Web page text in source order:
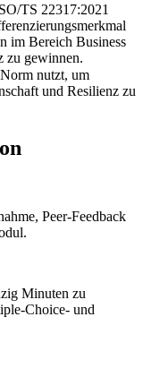
TS 22317:2021
im Bereich Business
zu gewinnen.
nutzt, um
und Resilienz zu
Peer-Feedback
Minuten zu
Choice- und